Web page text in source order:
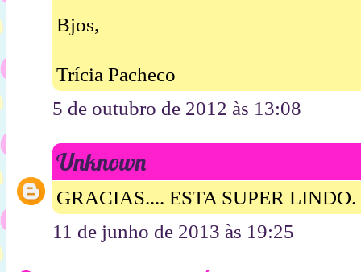
Bjos,
Trícia Pacheco
5 de outubro de 2012 às 13:08
Unknown
GRACIAS.... ESTA SUPER LINDO.
11 de junho de 2013 às 19:25